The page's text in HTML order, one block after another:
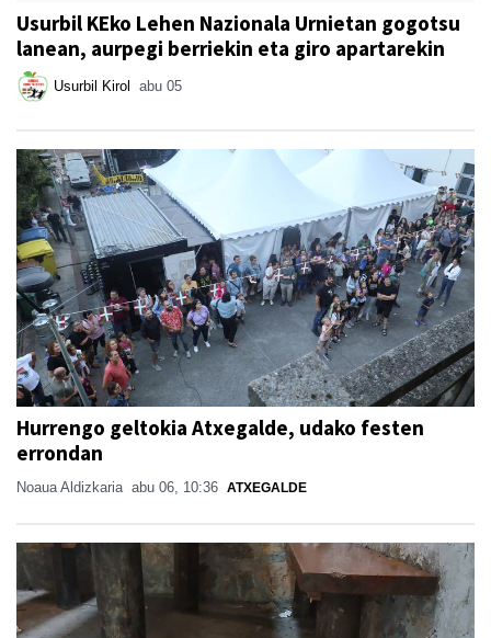
Usurbil KEko Lehen Nazionala Urnietan gogotsu
lanean, aurpegi berriekin eta giro apartarekin
Usurbil Kirol abu 05
Hurrengo geltokia Atxegalde, udako festen
errondan
Noaua Aldizkaria abu 06, 10:36 ATXEGALDE